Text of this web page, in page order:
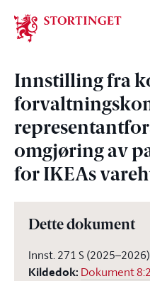
Stortinget.no
Innstilling fra
omgjøring av
for IKEAs
Dette dokument
Innst. 271 S (2025–2026)
Kildedok: Dokument